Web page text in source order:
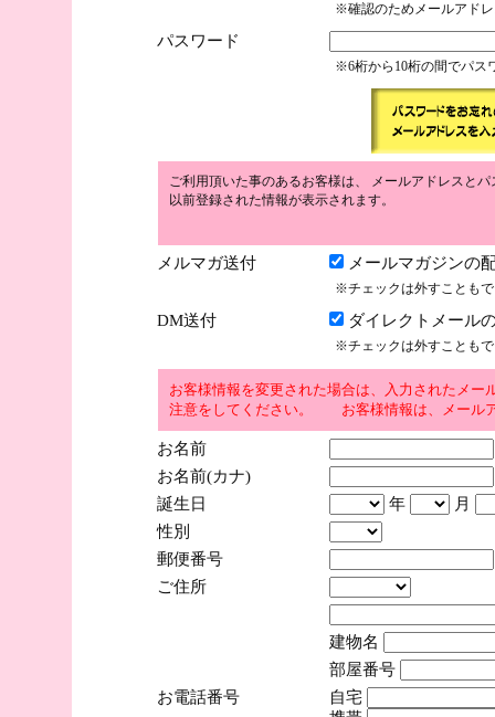
※確認のためメールアド
パスワード
※6桁から10桁の間でパス
ご利用頂いた事のあるお客様は、 メールアドレスと
以前登録された情報が表示されます。
メルマガ送付 メールマガジンの
※チェックは外すことも
DM送付 ダイレクトメール
※チェックは外すことも
お客様情報を変更された場合は、入力されたメ
注意をしてください。 お客様情報は、メール
お名前
お名前(カナ)
誕生日
年
月
性別
郵便番号
ご住所
建物名
部屋番号
お電話番号
自宅